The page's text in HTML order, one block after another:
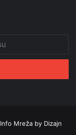
Info Mreža by Dizajn